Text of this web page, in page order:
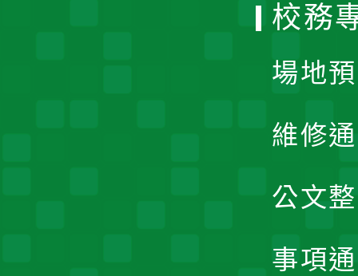
校務
場地
維修
公文
事項